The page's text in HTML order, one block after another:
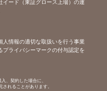
イード（東証グロース上場）の運
人情報の適切な取扱いを行う事業
プライバシーマークの付与認定を
、契約した場合に、
れることがあります。